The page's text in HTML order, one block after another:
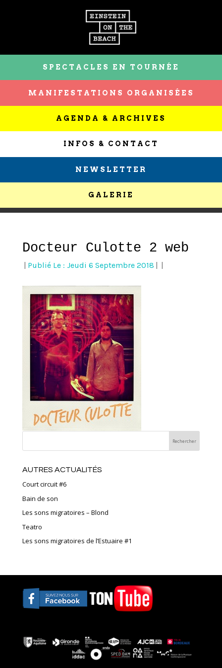
SPECTACLES EN TOURNÉE
MANIFESTATIONS ORGANISÉES
AGENDA & ARCHIVES
INFOS & CONTACT
NEWSLETTER
GALERIE
Docteur Culotte 2 web
Publié Le : Jeudi 6 Septembre 2018
AUTRES ACTUALITÉS
Court circuit #6
Bain de son
Les sons migratoires – Blond
Teatro
Les sons migratoires de l’Estuaire #1